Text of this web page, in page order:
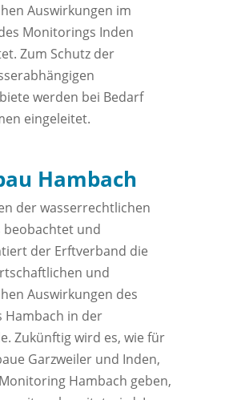
Auswirkungen im
Monitorings Inden
Zum Schutz der
werden bei Bedarf
eingeleitet.
Hambach
der wasserrechtlichen
beobachtet und
der Erftverband die
und
Auswirkungen des
Hambach in der
Zukünftig wird es, wie für
Garzweiler und Inden,
Hambach geben,